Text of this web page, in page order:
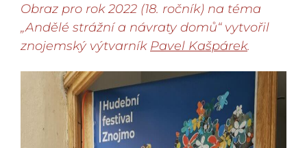
Obraz pro rok 2022 (18. ročník) na téma
„Andělé strážní a návraty domů“ vytvořil
znojemský výtvarník Pavel Kašpárek.